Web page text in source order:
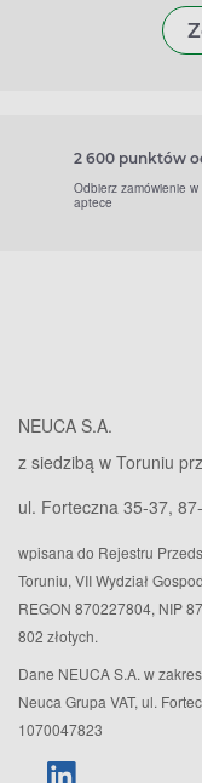
2 600 punktów
Odbierz zamówienie
aptece
NEUCA S.A.
z siedzibą w Toruniu
ul. Forteczna 35-37,
wpisana do Rejestru
Toruniu, VII Wydział
REGON 870227804, NIP
802 złotych.
Dane NEUCA S.A. w
Neuca Grupa VAT, ul.
1070047823